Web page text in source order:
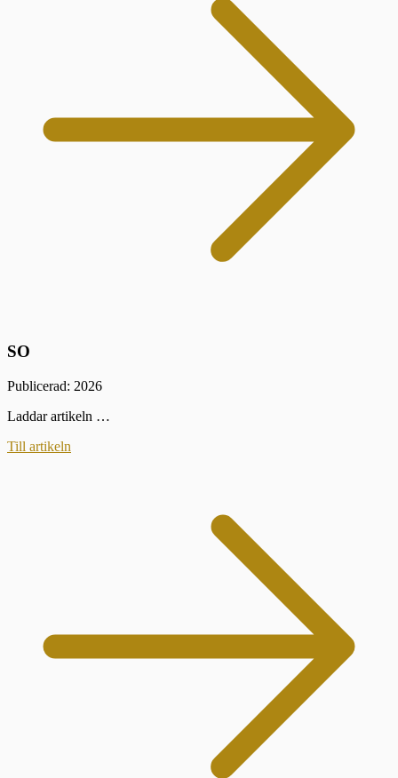
SO
Publicerad: 2026
Laddar artikeln …
Till artikeln